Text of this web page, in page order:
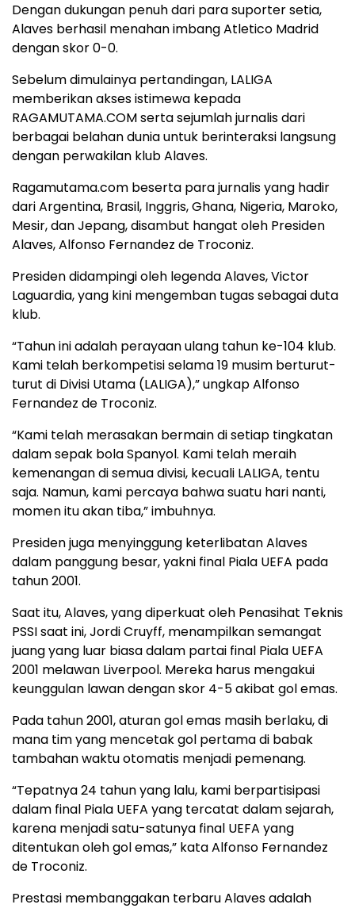
Dengan dukungan penuh dari para suporter setia,
Alaves berhasil menahan imbang Atletico Madrid
dengan skor 0-0.
Sebelum dimulainya pertandingan, LALIGA
memberikan akses istimewa kepada
RAGAMUTAMA.COM serta sejumlah jurnalis dari
berbagai belahan dunia untuk berinteraksi langsung
dengan perwakilan klub Alaves.
Ragamutama.com beserta para jurnalis yang hadir
dari Argentina, Brasil, Inggris, Ghana, Nigeria, Maroko,
Mesir, dan Jepang, disambut hangat oleh Presiden
Alaves, Alfonso Fernandez de Troconiz.
Presiden didampingi oleh legenda Alaves, Victor
Laguardia, yang kini mengemban tugas sebagai duta
klub.
“Tahun ini adalah perayaan ulang tahun ke-104 klub.
Kami telah berkompetisi selama 19 musim berturut-
turut di Divisi Utama (LALIGA),” ungkap Alfonso
Fernandez de Troconiz.
“Kami telah merasakan bermain di setiap tingkatan
dalam sepak bola Spanyol. Kami telah meraih
kemenangan di semua divisi, kecuali LALIGA, tentu
saja. Namun, kami percaya bahwa suatu hari nanti,
momen itu akan tiba,” imbuhnya.
Presiden juga menyinggung keterlibatan Alaves
dalam panggung besar, yakni final Piala UEFA pada
tahun 2001.
Saat itu, Alaves, yang diperkuat oleh Penasihat Teknis
PSSI saat ini, Jordi Cruyff, menampilkan semangat
juang yang luar biasa dalam partai final Piala UEFA
2001 melawan Liverpool. Mereka harus mengakui
keunggulan lawan dengan skor 4-5 akibat gol emas.
Pada tahun 2001, aturan gol emas masih berlaku, di
mana tim yang mencetak gol pertama di babak
tambahan waktu otomatis menjadi pemenang.
“Tepatnya 24 tahun yang lalu, kami berpartisipasi
dalam final Piala UEFA yang tercatat dalam sejarah,
karena menjadi satu-satunya final UEFA yang
ditentukan oleh gol emas,” kata Alfonso Fernandez
de Troconiz.
Prestasi membanggakan terbaru Alaves adalah